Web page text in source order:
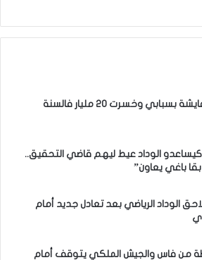
أيت منا: “الوداد اليوم عايشة بسبابي وخسرت 20 مليار فالسنة
كيساعدو الوداد عيط ليهم قاضي التحقيق..
باغي يعاون”
الوداد الرياضي بعد تعادل جديد أمام
من فاس والجيش الملكي يتوقف أمام